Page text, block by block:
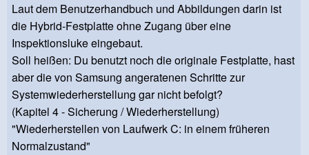
Laut dem Benutzerhandbuch und Abbildungen darin ist
die Hybrid-Festplatte ohne Zugang über eine
Inspektionsluke eingebaut.
Soll heißen: Du benutzt noch die originale Festplatte, hast
aber die von Samsung angeratenen Schritte zur
Systemwiederherstellung gar nicht befolgt?
(Kapitel 4 - Sicherung / Wiederherstellung)
"Wiederherstellen von Laufwerk C: in einem früheren
Normalzustand"